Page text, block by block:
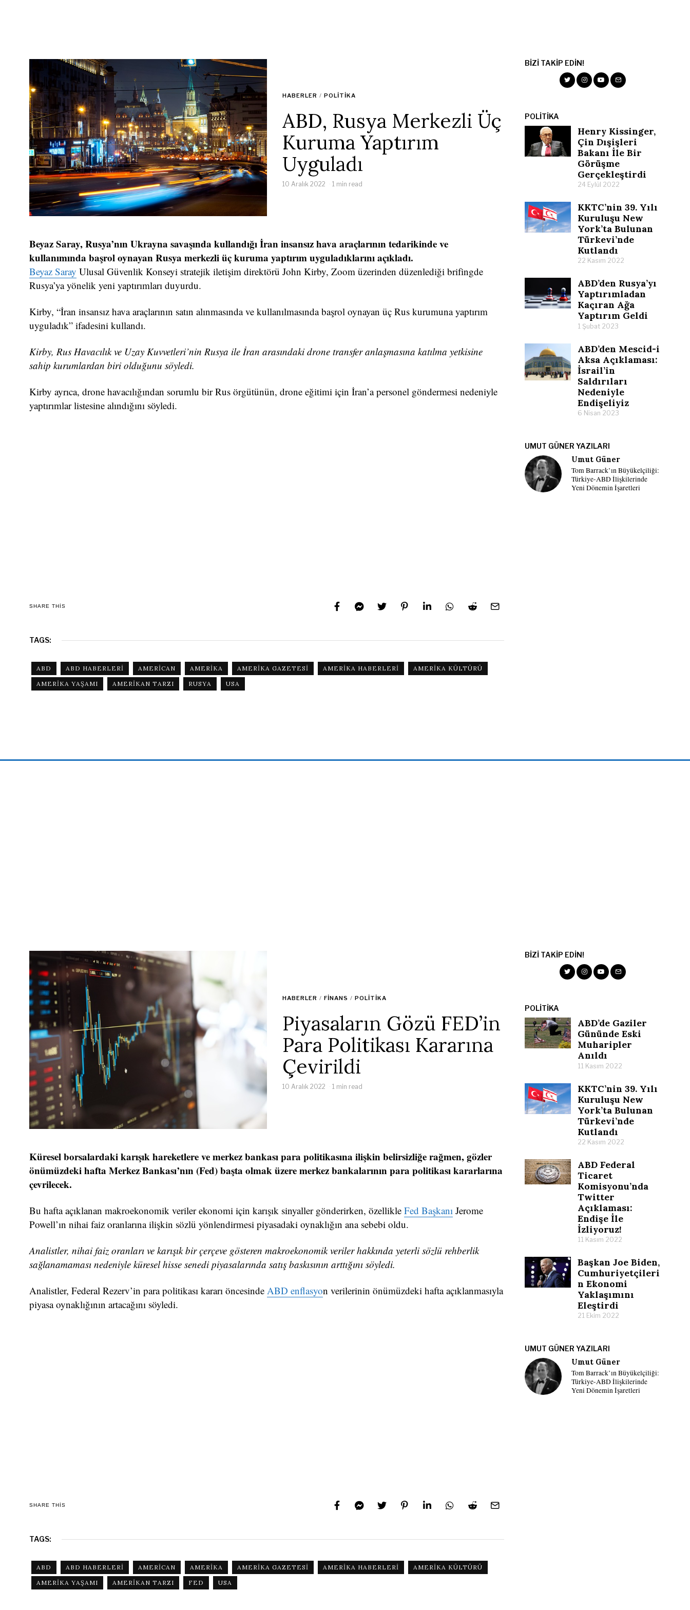
HABERLER / POLITIKA
ABD, Rusya Merkezli Üç
Kuruma Yaptırım
Uyguladı
10 Aralık 2022 1 min read
Beyaz Saray, Rusya’nın Ukrayna savaşında kullandığı İran insansız hava araçlarının tedarikinde ve
kullanımında başrol oynayan Rusya merkezli üç kuruma yaptırım uyguladıklarını açıkladı.
Beyaz Saray Ulusal Güvenlik Konseyi stratejik iletişim direktörü John Kirby, Zoom üzerinden düzenlediği brifingde
Rusya’ya yönelik yeni yaptırımları duyurdu.
Kirby, “İran insansız hava araçlarının satın alınmasında ve kullanılmasında başrol oynayan üç Rus kurumuna yaptırım
uyguladık” ifadesini kullandı.
Kirby, Rus Havacılık ve Uzay Kuvvetleri’nin Rusya ile İran arasındaki drone transfer anlaşmasına katılma yetkisine
sahip kurumlardan biri olduğunu söyledi.
Kirby ayrıca, drone havacılığından sorumlu bir Rus örgütünün, drone eğitimi için İran’a personel göndermesi nedeniyle
yaptırımlar listesine alındığını söyledi.
SHARE THIS
TAGS:
ABD ABD HABERLERI AMERICAN AMERIKA AMERIKA GAZETESI AMERIKA HABERLERI
AMERIKA KÜLTÜRÜ
AMERIKA YAŞAMI
AMERIKAN TARZI RUSYA USA
BIZI TAKIP EDIN!
POLITIKA
Henry Kissinger,
Çin Dışişleri
Bakanı İle Bir
Görüşme
Gerçekleştirdi
24 Eylül 2022
KKTC’nin 39. Yılı
Kuruluşu New
York’ta Bulunan
Türkevi’nde
Kutlandı
22 Kasım 2022
ABD’den Rusya’yı
Yaptırımladan
Kaçıran Ağa
Yaptırım Geldi
1 Şubat 2023
ABD’den Mescid-i
Aksa Açıklaması:
İsrail’in
Saldırıları
Nedeniyle
Endişeliyiz
6 Nisan 2023
UMUT GÜNER YAZILARI
Umut Güner
Tom Barrack’ın Büyükelçiliği:
Türkiye-ABD İlişkilerinde
Yeni Dönemin İşaretleri
HABERLER / FINANS / POLITIKA
Piyasaların Gözü FED’in
Para Politikası Kararına
Çevirildi
10 Aralık 2022 1 min read
Küresel borsalardaki karışık hareketlere ve merkez bankası para politikasına ilişkin belirsizliğe rağmen, gözler
önümüzdeki hafta Merkez Bankası’nın (Fed) başta olmak üzere merkez bankalarının para politikası kararlarına
çevrilecek.
Bu hafta açıklanan makroekonomik veriler ekonomi için karışık sinyaller gönderirken, özellikle Fed Başkanı Jerome
Powell’ın nihai faiz oranlarına ilişkin sözlü yönlendirmesi piyasadaki oynaklığın ana sebebi oldu.
Analistler, nihai faiz oranları ve karışık bir çerçeve gösteren makroekonomik veriler hakkında yeterli sözlü rehberlik
sağlanamaması nedeniyle küresel hisse senedi piyasalarında satış baskısının arttığını söyledi.
Analistler, Federal Rezerv’in para politikası kararı öncesinde ABD enflasyon verilerinin önümüzdeki hafta açıklanmasıyla
piyasa oynaklığının artacağını söyledi.
SHARE THIS
TAGS:
ABD ABD HABERLERI AMERICAN AMERIKA AMERIKA GAZETESI AMERIKA HABERLERI
AMERIKA KÜLTÜRÜ
AMERIKA YAŞAMI
AMERIKAN TARZI FED USA
BIZI TAKIP EDIN!
POLITIKA
ABD’de Gaziler
Gününde Eski
Muharipler
Anıldı
11 Kasım 2022
KKTC’nin 39. Yılı
Kuruluşu New
York’ta Bulunan
Türkevi’nde
Kutlandı
22 Kasım 2022
ABD Federal
Ticaret
Komisyonu’nda
Twitter
Açıklaması:
Endişe İle
İzliyoruz!
11 Kasım 2022
Başkan Joe Biden,
Cumhuriyetçileri
n Ekonomi
Yaklaşımını
Eleştirdi
21 Ekim 2022
UMUT GÜNER YAZILARI
Umut Güner
Tom Barrack’ın Büyükelçiliği:
Türkiye-ABD İlişkilerinde
Yeni Dönemin İşaretleri